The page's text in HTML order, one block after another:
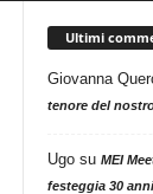
Ultimi
Giovanna
tenore del
Ugosu MEI
festeggia 30 anni